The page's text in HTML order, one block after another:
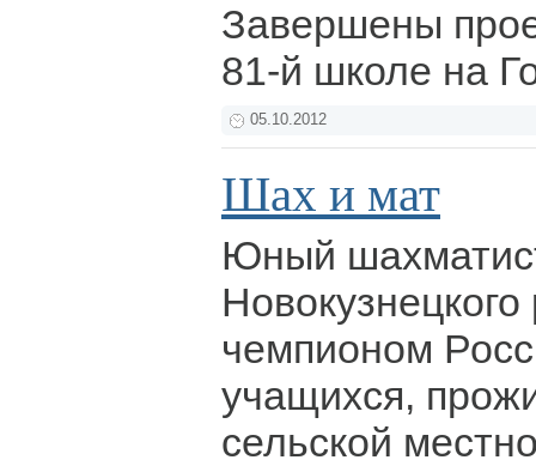
Завершены
81-й школе на
05.10.2012
Шах и мат
Юный
чемпионом
учащихся,
сельской